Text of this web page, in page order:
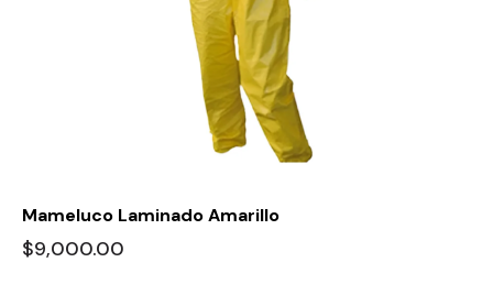
Mameluco Laminado Amarillo
$9,000.00